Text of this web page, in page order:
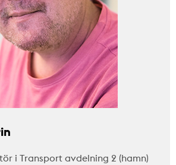
i Transport avdelning 2 (hamn)